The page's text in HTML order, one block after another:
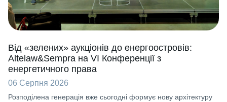
Від «зелених» аукціонів до енергоостровів:
Altelaw&Sempra на VI Конференції з
енергетичного права
06 Серпня 2026
Розподілена генерація вже сьогодні формує нову архітектуру